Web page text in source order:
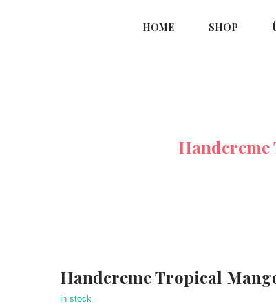
HOME SHOP
Handcreme
Handcreme Tropical
in stock